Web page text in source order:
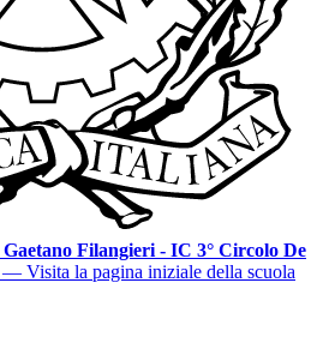
Gaetano Filangieri - IC 3° Circolo De
— Visita la pagina iniziale della scuola